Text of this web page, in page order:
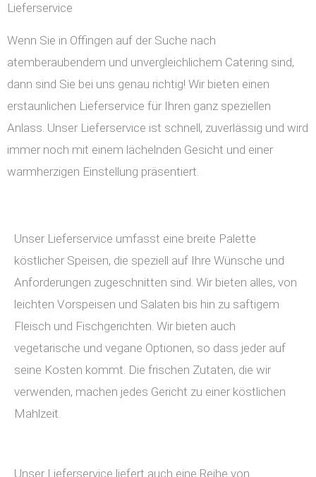
Lieferservice
Wenn Sie in Offingen auf der Suche nach
atemberaubendem und unvergleichlichem Catering sind,
dann sind Sie bei uns genau richtig! Wir bieten einen
erstaunlichen Lieferservice für Ihren ganz speziellen
Anlass. Unser Lieferservice ist schnell, zuverlässig und wird
immer noch mit einem lächelnden Gesicht und einer
warmherzigen Einstellung präsentiert.
Unser Lieferservice umfasst eine breite Palette
köstlicher Speisen, die speziell auf Ihre Wünsche und
Anforderungen zugeschnitten sind. Wir bieten alles, von
leichten Vorspeisen und Salaten bis hin zu saftigem
Fleisch und Fischgerichten. Wir bieten auch
vegetarische und vegane Optionen, so dass jeder auf
seine Kosten kommt. Die frischen Zutaten, die wir
verwenden, machen jedes Gericht zu einer köstlichen
Mahlzeit.
Unser Lieferservice liefert auch eine Reihe von